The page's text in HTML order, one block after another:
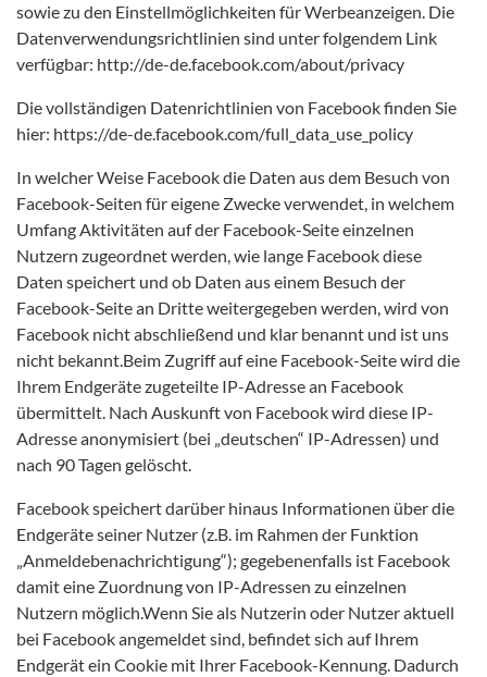
sowie zu den Einstellmöglichkeiten für Werbeanzeigen. Die
Datenverwendungsrichtlinien sind unter folgendem Link
verfügbar: http://de-de.facebook.com/about/privacy
Die vollständigen Datenrichtlinien von Facebook finden Sie
hier: https://de-de.facebook.com/full_data_use_policy
In welcher Weise Facebook die Daten aus dem Besuch von
Facebook-Seiten für eigene Zwecke verwendet, in welchem
Umfang Aktivitäten auf der Facebook-Seite einzelnen
Nutzern zugeordnet werden, wie lange Facebook diese
Daten speichert und ob Daten aus einem Besuch der
Facebook-Seite an Dritte weitergegeben werden, wird von
Facebook nicht abschließend und klar benannt und ist uns
nicht bekannt.Beim Zugriff auf eine Facebook-Seite wird die
Ihrem Endgeräte zugeteilte IP-Adresse an Facebook
übermittelt. Nach Auskunft von Facebook wird diese IP-
Adresse anonymisiert (bei „deutschen“ IP-Adressen) und
nach 90 Tagen gelöscht.
Facebook speichert darüber hinaus Informationen über die
Endgeräte seiner Nutzer (z.B. im Rahmen der Funktion
„Anmeldebenachrichtigung“); gegebenenfalls ist Facebook
damit eine Zuordnung von IP-Adressen zu einzelnen
Nutzern möglich.Wenn Sie als Nutzerin oder Nutzer aktuell
bei Facebook angemeldet sind, befindet sich auf Ihrem
Endgerät ein Cookie mit Ihrer Facebook-Kennung. Dadurch